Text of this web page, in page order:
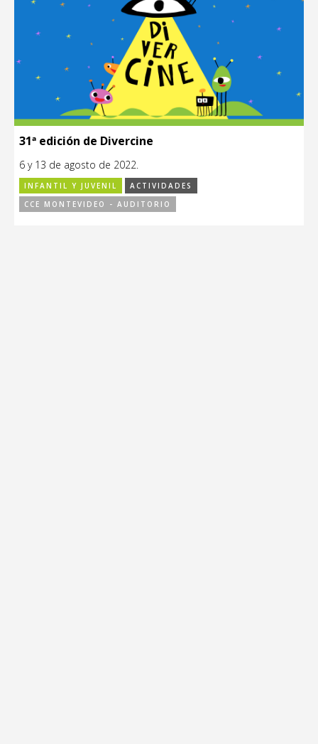
31ª edición de Divercine
6 y 13 de agosto de 2022.
INFANTIL Y JUVENIL
ACTIVIDADES
CCE MONTEVIDEO - AUDITORIO